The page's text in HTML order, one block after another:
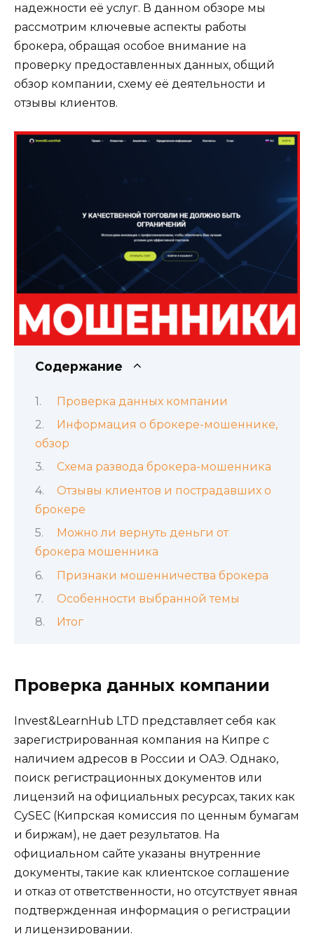
надежности её услуг. В данном обзоре мы
рассмотрим ключевые аспекты работы
брокера, обращая особое внимание на
проверку предоставленных данных, общий
обзор компании, схему её деятельности и
отзывы клиентов.
Содержание
Проверка данных компании
Информация о брокере-мошеннике,
обзор
Схема развода брокера-мошенника
Отзывы клиентов и пострадавших о
брокере
Можно ли вернуть деньги от
брокера мошенника
Признаки мошенничества брокера
Особенности выбранной темы
Итог
Проверка данных компании
Invest&LearnHub LTD представляет себя как
зарегистрированная компания на Кипре с
наличием адресов в России и ОАЭ. Однако,
поиск регистрационных документов или
лицензий на официальных ресурсах, таких как
CySEC (Кипрская комиссия по ценным бумагам
и биржам), не дает результатов. На
официальном сайте указаны внутренние
документы, такие как клиентское соглашение
и отказ от ответственности, но отсутствует явная
подтвержденная информация о регистрации
и лицензировании.